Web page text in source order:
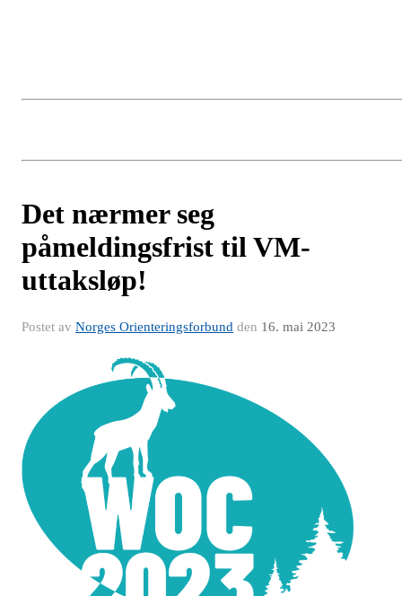
Det nærmer seg
påmeldingsfrist til VM-
uttaksløp!
Postet av Norges Orienteringsforbund den 16. mai 2023